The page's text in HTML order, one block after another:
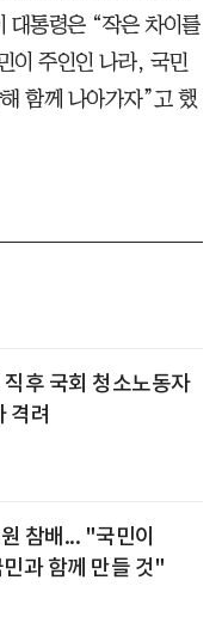
대통령은 “작은 차이를
이 주인인 나라, 국민
함께 나아가자”고 했
후 국회 청소노동자
격려
참배... "국민이
과 함께 만들 것"